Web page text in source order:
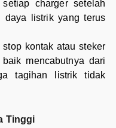
charger setelah
daya listrik yang terus
kontak atau steker
mencabutnya dari
tagihan listrik tidak
Tinggi